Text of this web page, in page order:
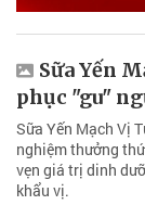
Sữa Yến
phục "gu"
Sữa Yến Mạch Vị
nghiệm thưởng
vẹn giá trị dinh
khẩu vị.